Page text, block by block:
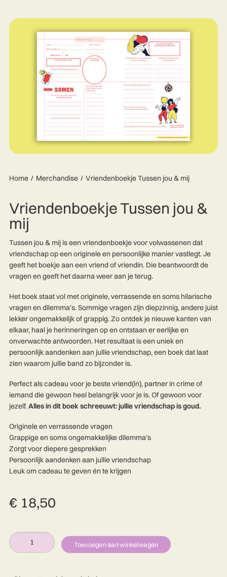
Home Merchandise Vriendenboekje Tussen jou & mij
Vriendenboekje Tussen jou &
mij
Tussen jou & mij is een vriendenboekje voor volwassenen dat
vriendschap op een originele en persoonlijke manier vastlegt. Je
geeft het boekje aan een vriend of vriendin. Die beantwoordt de
vragen en geeft het daarna weer aan je terug.
Het boek staat vol met originele, verrassende en soms hilarische
vragen en dilemma’s. Sommige vragen zijn diepzinnig, andere juist
lekker ongemakkelijk of grappig. Zo ontdek je nieuwe kanten van
elkaar, haal je herinneringen op en ontstaan er eerlijke en
onverwachte antwoorden. Het resultaat is een uniek en
persoonlijk aandenken aan jullie vriendschap, een boek dat laat
zien waarom jullie band zo bijzonder is.
Perfect als cadeau voor je beste vriend(in), partner in crime of
iemand die gewoon heel belangrijk voor je is. Of gewoon voor
jezelf.Alles in dit boek schreeuwt: jullie vriendschap is goud.
Originele en verrassende vragen
Grappige en soms ongemakkelijke dilemma’s
Zorgt voor diepere gesprekken
Persoonlijk aandenken aan jullie vriendschap
Leuk om cadeau te geven én te krijgen
€ 18,50
Vriendenboekje
Tussen
Toevoegen aan winkelwagen